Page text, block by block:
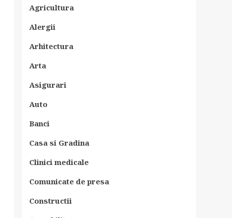
Agricultura
Alergii
Arhitectura
Arta
Asigurari
Auto
Banci
Casa si Gradina
Clinici medicale
Comunicate de presa
Constructii